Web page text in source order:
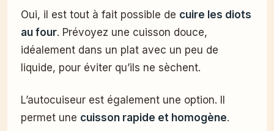
Oui, il est tout à fait possible de cuire les diots
au four. Prévoyez une cuisson douce,
idéalement dans un plat avec un peu de
liquide, pour éviter qu’ils ne sèchent.
L’autocuiseur est également une option. Il
permet une cuisson rapide et homogène.